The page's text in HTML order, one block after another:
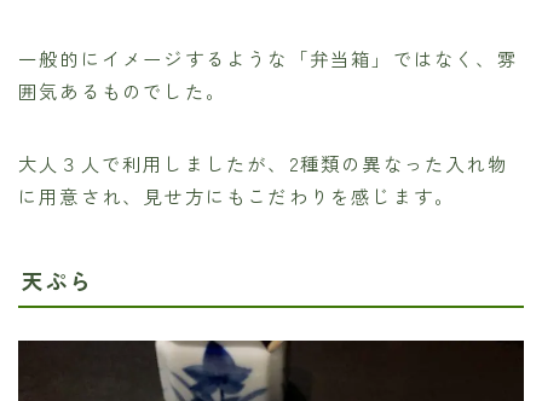
一般的にイメージするような「弁当箱」ではなく、雰
囲気あるものでした。
大人３人で利用しましたが、2種類の異なった入れ物
に用意され、見せ方にもこだわりを感じます。
天ぷら